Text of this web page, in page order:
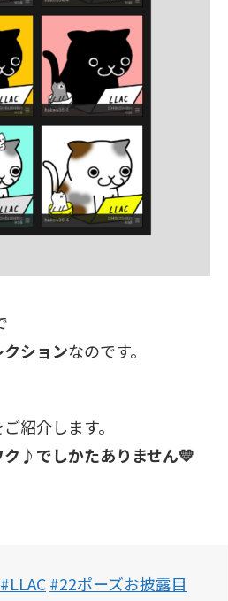
ションなのです。
紹介します。
ク♪でしかたありません💛
#LLAC#22ポーズお披露目